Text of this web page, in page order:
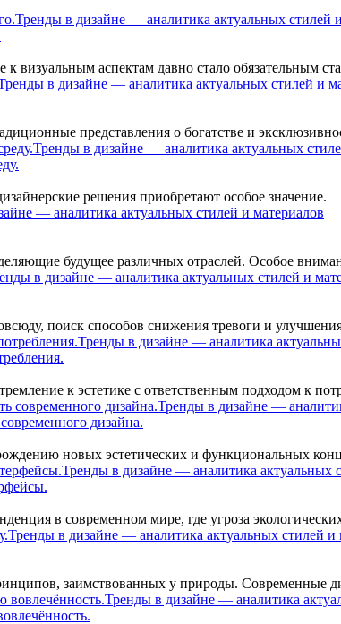
Тренды в дизайне — аналитика актуальных стилей
визуальным аспектам давно стало обязательным
в дизайне — аналитика актуальных стилей и
представления о богатстве и
Тренды в дизайне — аналитика актуальных
решения приобретают особое значение.
— аналитика актуальных стилей и материалов
будущее различных отраслей. Особое
в дизайне — аналитика актуальных стилей и
поиск способов снижения тревоги и
Тренды в дизайне — аналитика
к эстетике с ответственным подходом к
Тренды в дизайне —
дизайна.
новых эстетических и функциональных
Тренды в дизайне — аналитика актуальных
в современном мире, где угроза
Тренды в дизайне — аналитика актуальных стилей и
заимствованных у природы. Современные
Тренды в дизайне — аналитика